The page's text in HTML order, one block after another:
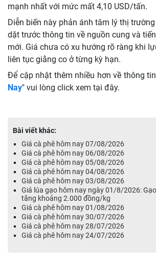
mạnh nhất với mức mất 4,10 USD/tấn.
Diễn biến này phản ánh tâm lý thị
dặt trước thông tin về nguồn cung và
mới. Giá chưa có xu hướng rõ ràng khi
liên tục giằng co ở từng kỳ hạn.
Để cập nhật thêm nhiều hơn về thông
Nay" vui lòng click xem tại đây.
Bài viết khác:
Giá cà phê hôm nay 07/08/2026
Giá cà phê hôm nay 06/08/2026
Giá cà phê hôm nay 05/08/2026
Giá cà phê hôm nay 04/08/2026
Giá cà phê hôm nay 03/08/2026
Giá lúa gạo hôm nay ngày 01/8/2026:
tăng khoảng 2.000 đồng/kg
Giá cà phê hôm nay 01/08/2026
Giá cà phê hôm nay 30/07/2026
Giá cà phê hôm nay 28/07/2026
Giá cà phê hôm nay 24/07/2026